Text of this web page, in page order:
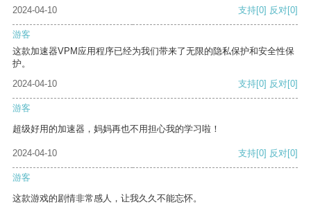
2024-04-10 支持[0] 反对[0]
游客
这款加速器VPM应用程序已经为我们带来了无限的隐私保护和安全性保
护。
2024-04-10
支持[0] 反对[0]
游客
超级好用的加速器，妈妈再也不用担心我的学习啦！
2024-04-10 支持[0] 反对[0]
游客
这款游戏的剧情非常感人，让我久久不能忘怀。